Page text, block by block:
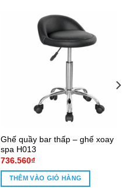
Ghế quầy bar thấp – ghế xoay
spa H013
736.560₫
THÊM VÀO GIỎ HÀNG